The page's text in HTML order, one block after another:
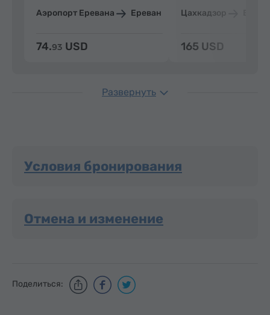
Аэропорт Еревана Ереван
74.93 USD
Цахкадзор
165 USD
Развернуть
Условия бронирования
Отмена и изменение
Поделиться: